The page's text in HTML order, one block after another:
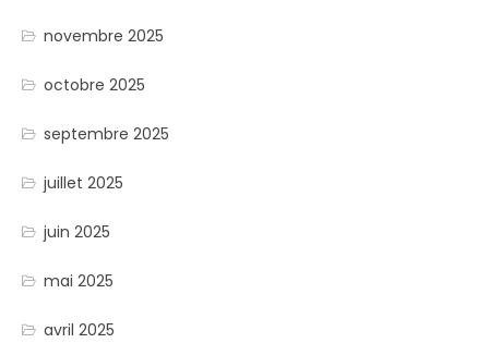
novembre 2025
octobre 2025
septembre 2025
juillet 2025
juin 2025
mai 2025
avril 2025